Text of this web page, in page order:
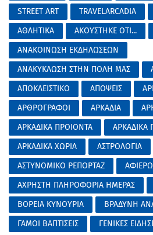
STREET ART
TRAVELARCADIA
ΑΘΛΗΤΙΚΑ
ΑΚΟΥΣΤΗΚΕ ΟΤΙ...
ΑΝΑΚΟΙΝΩΣΗ ΕΚΔΗΛΩΣΕΩΝ
ΑΝΑΚΥΚΛΩΣΗ ΣΤΗΝ ΠΟΛΗ ΜΑΣ
ΑΠΟΚΛΕΙΣΤΙΚΟ
ΑΠΟΨΕΙΣ
ΑΡΘΡΟΓΡΑΦΟΙ
ΑΡΚΑΔΙΑ
ΑΡΚΑΔΙΚΑ ΠΡΟΙΟΝΤΑ
ΑΡΚΑΔΙΚΑ
ΑΡΚΑΔΙΚΑ ΧΩΡΙΑ
ΑΣΤΡΟΛΟΓΙΑ
ΑΣΤΥΝΟΜΙΚΟ ΡΕΠΟΡΤΑΖ
ΑΧΡΗΣΤΗ ΠΛΗΡΟΦΟΡΙΑ ΗΜΕΡΑΣ
ΒΟΡΕΙΑ ΚΥΝΟΥΡΙΑ
ΒΡΑΔΥΝΗ
ΓΑΜΟΙ ΒΑΠΤΙΣΕΙΣ
ΓΕΝΙΚΕΣ